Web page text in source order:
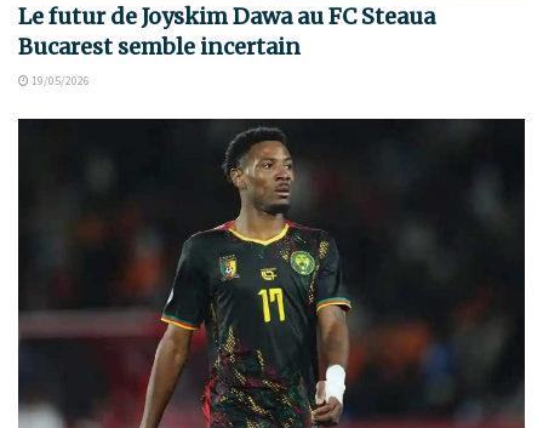
Le futur de Joyskim Dawa au FC Steaua
Bucarest semble incertain
19/05/2026